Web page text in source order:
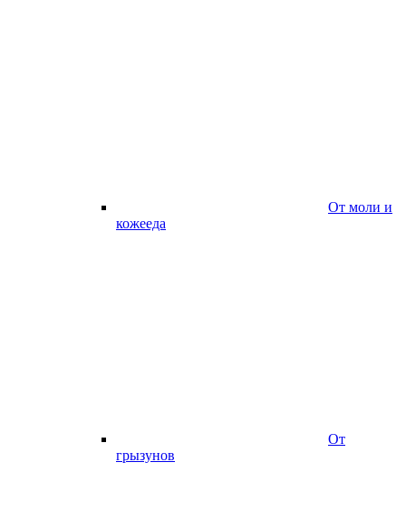
От моли и
кожееда
От
грызунов